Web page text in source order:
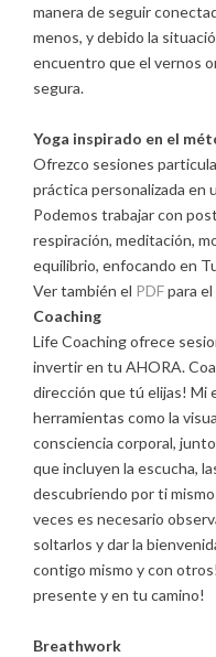
manera de seguir
menos, y debido la
encuentro que el vernos
segura.
Yoga inspirado en el
Ofrezco sesiones
práctica personalizada en
Podemos trabajar con
respiración, meditación,
equilibrio, enfocando en
Ver también el PDFpara
Coaching
Life Coaching ofrece
invertir en tu AHORA.
dirección que tú elijas! Mi
herramientas como la
consciencia corporal,
que incluyen la escucha,
descubriendo por ti
veces es necesario
soltarlos y dar la
contigo mismo y con
presente y en tu camino!
Breathwork